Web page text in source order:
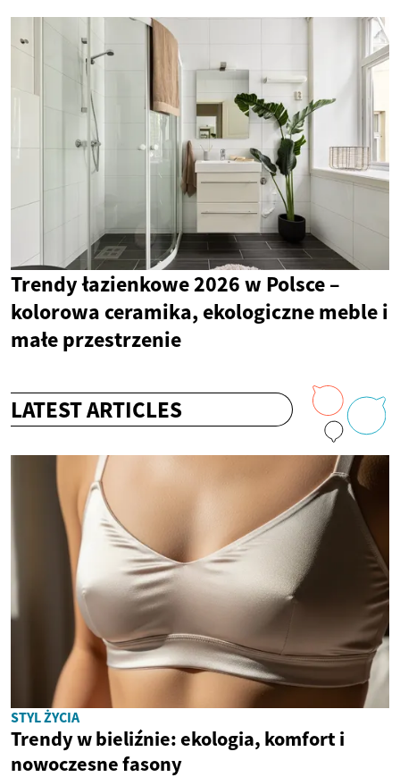
Trendy łazienkowe 2026 w Polsce –
kolorowa ceramika, ekologiczne meble i
małe przestrzenie
LATEST ARTICLES
STYL ŻYCIA
Trendy w bieliźnie: ekologia, komfort i
nowoczesne fasony